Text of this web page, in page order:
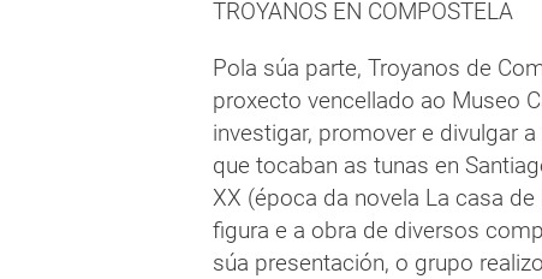
TROYANOS EN COMPOSTELA
Pola súa parte, Troyanos de
proxecto vencellado ao Museo
investigar, promover e divulgar
que tocaban as tunas en
XX (época da novela La casa
figura e a obra de diversos
súa presentación, o grupo